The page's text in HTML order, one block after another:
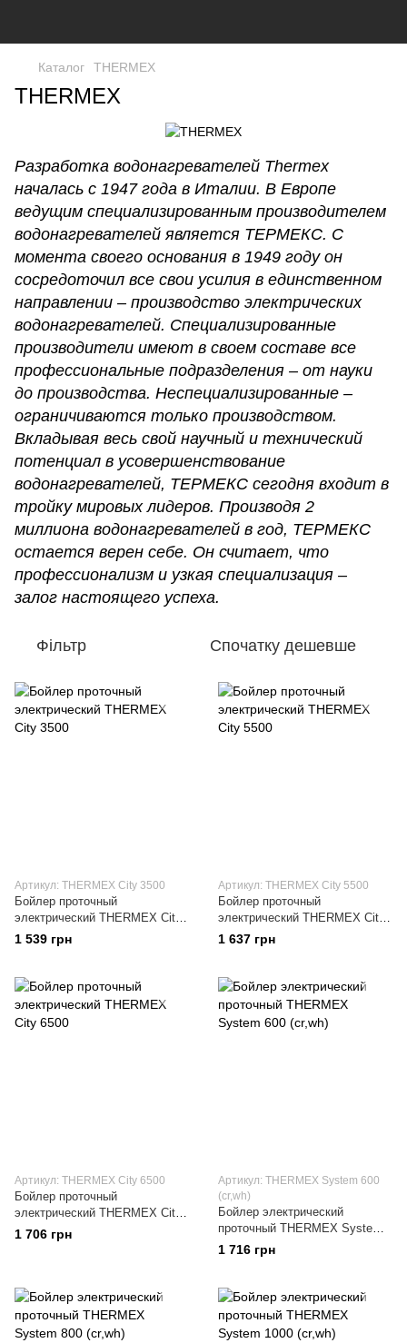
Каталог THERMEX
THERMEX
Разработка водонагревателей Thermex
началась с 1947 года в Италии. В Европе
ведущим специализированным производителем
водонагревателей является ТЕРМЕКС. С
момента своего основания в 1949 году он
сосредоточил все свои усилия в единственном
направлении – производство электрических
водонагревателей. Специализированные
производители имеют в своем составе все
профессиональные подразделения – от науки
до производства. Неспециализированные –
ограничиваются только производством.
Вкладывая весь свой научный и технический
потенциал в усовершенствование
водонагревателей, ТЕРМЕКС сегодня входит в
тройку мировых лидеров. Производя 2
миллиона водонагревателей в год, ТЕРМЕКС
остается верен себе. Он считает, что
профессионализм и узкая специализация –
залог настоящего успеха.
Фільтр Спочатку дешевше
Артикул: THERMEX City 3500
Бойлер проточный
электрический THERMEX City
3500
1 539 грн
Артикул: THERMEX City 5500
Бойлер проточный
электрический THERMEX City
5500
1 637 грн
Артикул: THERMEX City 6500
Бойлер проточный
электрический THERMEX City
6500
1 706 грн
Артикул: THERMEX System 600
(cr,wh)
Бойлер электрический
проточный THERMEX System
600 (cr,wh)
1 716 грн